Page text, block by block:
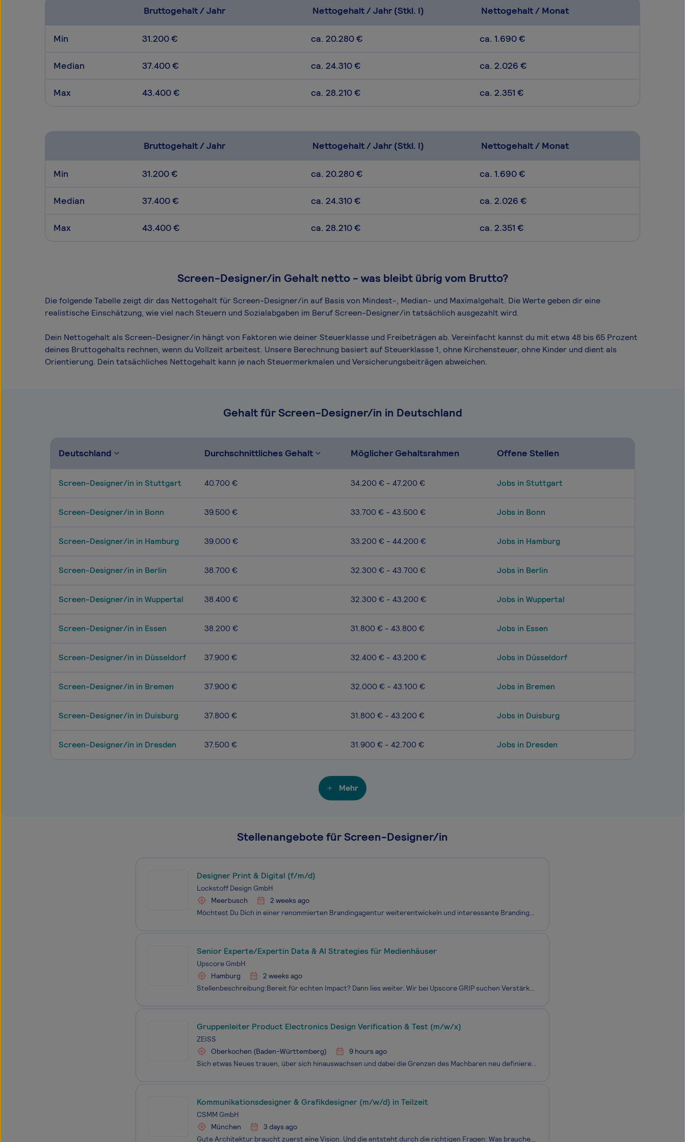
Bruttogehalt / Jahr Nettogehalt / Jahr (Stkl. I) Nettogehalt / Monat
Min 31.200 € ca. 20.280 € ca. 1.690 €
Median 37.400 € ca. 24.310 € ca. 2.026 €
Max 43.400 € ca. 28.210 € ca. 2.351 €
Bruttogehalt / Jahr Nettogehalt / Jahr (Stkl. I) Nettogehalt / Monat
Min 31.200 € ca. 20.280 € ca. 1.690 €
Median 37.400 € ca. 24.310 € ca. 2.026 €
Max 43.400 € ca. 28.210 € ca. 2.351 €
Screen-Designer/in Gehalt netto - was bleibt übrig vom Brutto?
Die folgende Tabelle zeigt dir das Netto­gehalt für Screen-Designer/in auf Basis von Mindest-, Median- und Maximal­gehalt. Die Werte geben dir eine
realistische Einschätzung, wie viel nach Steuern und Sozialabgaben im Beruf Screen-Designer/in tatsächlich ausgezahlt wird.
Dein Nettogehalt als Screen-Designer/in hängt von Faktoren wie deiner Steuerklasse und Freibeträgen ab. Vereinfacht kannst du mit etwa 48 bis 65 Prozent
deines Bruttogehalts rechnen, wenn du Vollzeit arbeitest. Unsere Berechnung basiert auf Steuerklasse 1, ohne Kirchensteuer, ohne Kinder und dient als
Orientierung. Dein tatsächliches Nettogehalt kann je nach Steuermerkmalen und Versicherungsbeiträgen abweichen.
Gehalt für Screen-Designer/in in Deutschland
Deutschland Durchschnittliches Gehalt Möglicher Gehaltsrahmen Offene Stellen
Screen-Designer/in in Stuttgart 40.700 € 34.200 € - 47.200 € Jobs in Stuttgart
Screen-Designer/in in Bonn 39.500 € 33.700 € - 43.500 € Jobs in Bonn
Screen-Designer/in in Hamburg 39.000 € 33.200 € - 44.200 € Jobs in Hamburg
Screen-Designer/in in Berlin 38.700 € 32.300 € - 43.700 € Jobs in Berlin
Screen-Designer/in in Wuppertal 38.400 € 32.300 € - 43.200 € Jobs in Wuppertal
Screen-Designer/in in Essen 38.200 € 31.800 € - 43.800 € Jobs in Essen
Screen-Designer/in in Düsseldorf 37.900 € 32.400 € - 43.200 € Jobs in Düsseldorf
Screen-Designer/in in Bremen 37.900 € 32.000 € - 43.100 € Jobs in Bremen
Screen-Designer/in in Duisburg 37.800 € 31.800 € - 43.200 € Jobs in Duisburg
Screen-Designer/in in Dresden 37.500 € 31.900 € - 42.700 € Jobs in Dresden
Mehr
Stellenangebote für Screen-Designer/in
Designer Print & Digital (f/m/d)
Lockstoff Design GmbH
Meerbusch
2 weeks ago
Möchtest Du Dich in einer renommierten Brandingagentur weiterentwickeln und interessante Brandingprojekte voranbringen? Falls Du Dich für gutes Markendesign, anspruchsvolle Printmedien, Websites und flankierende Social Media begeisterst, bist du bei uns genau richtig. Denn für unsere Kreation suchen
Senior Experte/Expertin Data & AI Strategies für Medienhäuser
Upscore GmbH
Hamburg
2 weeks ago
Stellenbeschreibung:Bereit für echten Impact? Dann lies weiter. Wir bei Upscore GRIP suchen Verstärkung – eine Persönlichkeit mit analytischem Scharfsinn, Medienkompetenz und echter Lust, Dinge zu bewegen. Wenn du gerne mit hoher Taktzahl arbeitest, ein breites Themenspektrum liebst und mit einer „
Gruppenleiter Product Electronics Design Verification & Test (m/w/x)
ZEISS
Oberkochen (Baden-Württemberg)
9 hours ago
Sich etwas Neues trauen, über sich hinauswachsen und dabei die Grenzen des Machbaren neu deﬁnieren. Genau das ist es, was unsere Mitarbeitenden täglich leben dürfen und sollen. Um mit unseren Innovationen das Tempo vorzugeben und Großartiges zu ermöglichen. Denn hinter jedem erfolgreichen Unternehme
Kommunikationsdesigner & Grafikdesigner (m/w/d) in Teilzeit
CSMM GmbH
München
3 days ago
Gute Architektur braucht zuerst eine Vision. Und die entsteht durch die richtigen Fragen: Was brauchen Menschen hier, heute und in zwanzig Jahren? Was soll dieser Ort bewirken? Aus diesem Anspruch heraus entstehen bei CSMM Räume, die Antworten geben. Wir sind ein international tätiges Architektur- u